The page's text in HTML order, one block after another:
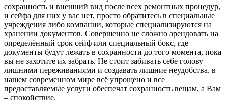
сохранность и внешний вид после всех ремонтных процедур,
и сейфа для них у вас нет, просто обратитесь в специальные
учреждения либо компании, которые специализируются на
хранении документов. Совершенно не сложно арендовать на
определённый срок сейф или специальный бокс, где
документы будут лежать в сохранности до того момента, пока
вы не захотите их забрать. Не стоит забивать себе голову
лишними переживаниями и создавать лишние неудобства, в
нашем современном мире всё упрощено и все
предоставляемые услуги обеспечат сохранность вещам, а Вам
– спокойствие.